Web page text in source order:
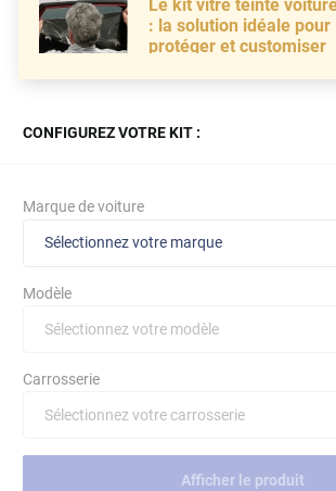
Le kit vitre teinté
: la solution idéale pour
protéger et customiser
CONFIGUREZ VOTRE KIT :
Marque de voiture
Sélectionnez votre marque
Modèle
Sélectionnez votre modèle
Carrosserie
Sélectionnez votre carrosserie
Afficher le produit